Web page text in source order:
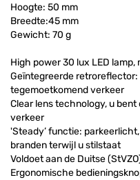
Hoogte: 50 mm
Breedte:45 mm
Gewicht: 70 g
High power 30 lux LED
Geïntegreerde
tegemoetkomend verkeer
Clear lens technology, u
verkeer
'Steady’ functie:
branden terwijl u stilstaat
Voldoet aan de Duitse
Ergonomische